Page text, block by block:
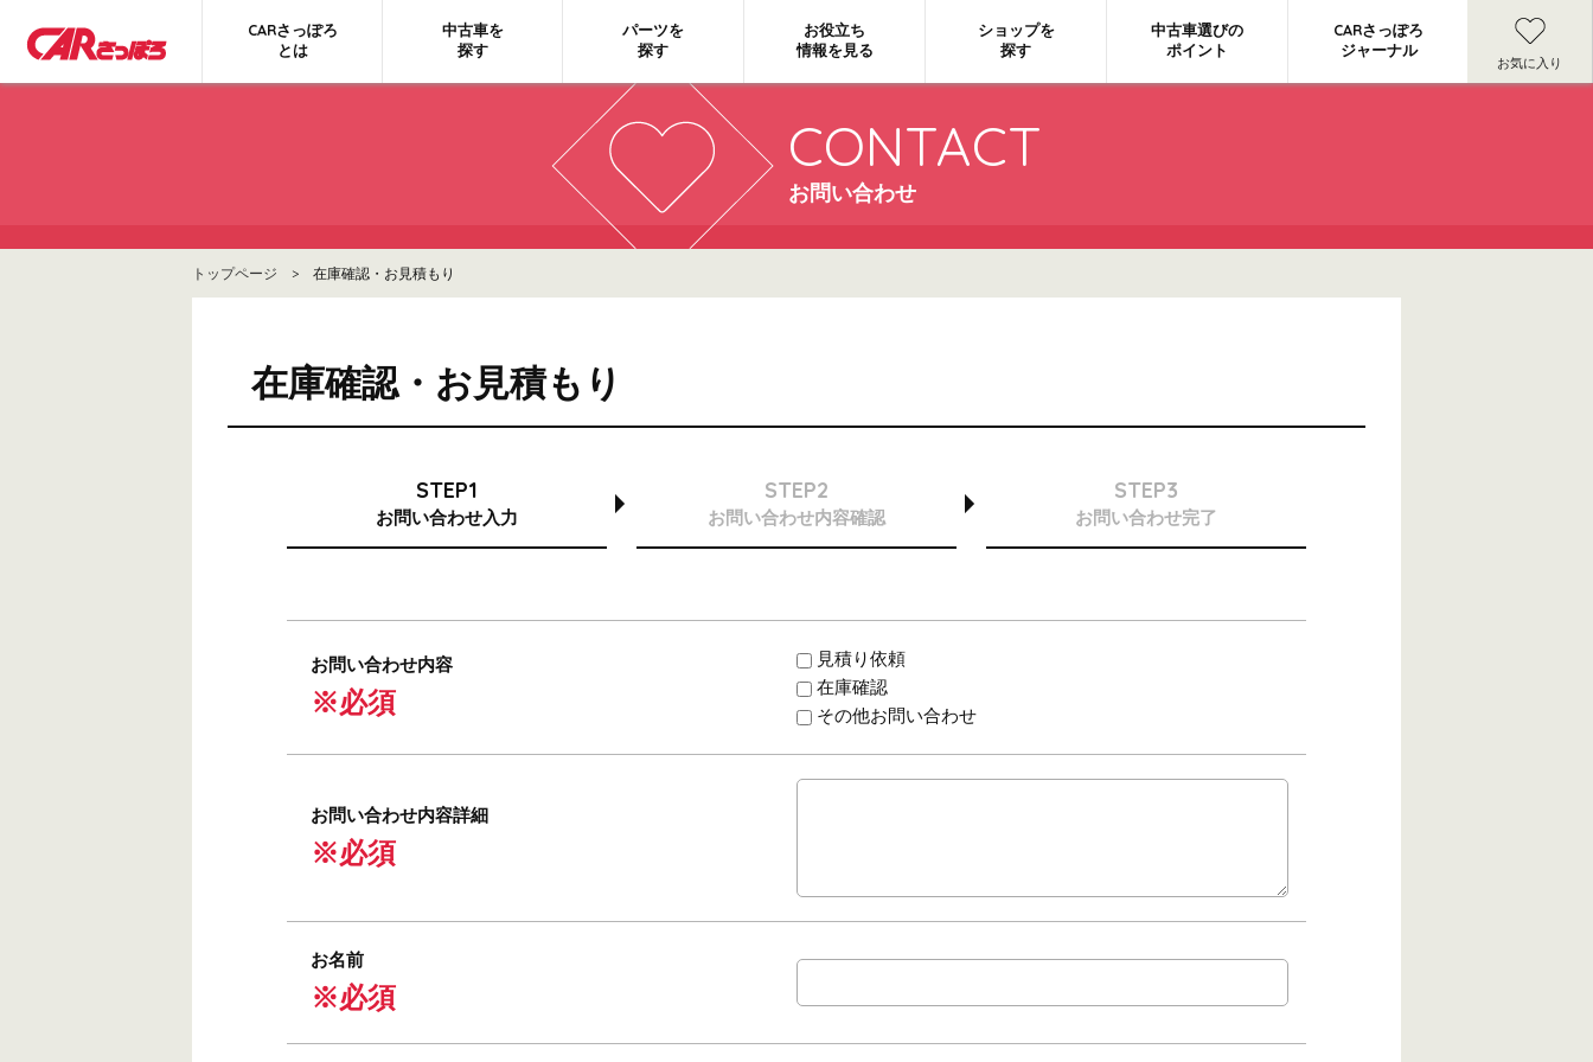
CARさっぽろ
とは
中古車を
探す
パーツを
探す
お役立ち
情報を見る
ショップを
探す
中古車選びの
ポイント
CARさっぽろ
ジャーナル
お気に入り
CONTACT
お問い合わせ
トップページ > 在庫確認・お見積もり
在庫確認・お見積もり
STEP1
お問い合わせ入力
STEP2
お問い合わせ内容確認
STEP3
お問い合わせ完了
お問い合わせ内容
※必須
見積り依頼
在庫確認
その他お問い合わせ
お問い合わせ内容詳細
※必須
お名前
※必須